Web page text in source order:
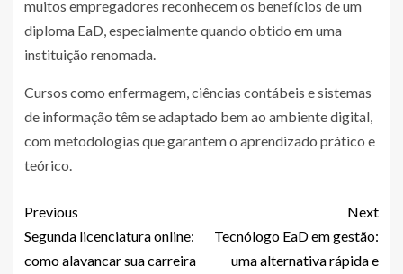
muitos empregadores reconhecem os benefícios de um
diploma EaD, especialmente quando obtido em uma
instituição renomada.
Cursos como enfermagem, ciências contábeis e sistemas
de informação têm se adaptado bem ao ambiente digital,
com metodologias que garantem o aprendizado prático e
teórico.
Previous
Segunda licenciatura online:
como alavancar sua carreira
Next
Tecnólogo EaD em gestão:
uma alternativa rápida e